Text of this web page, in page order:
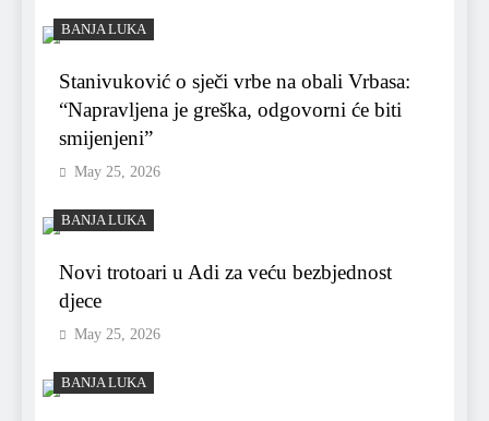
BANJA LUKA
Stanivuković o sječi vrbe na obali Vrbasa:
“Napravljena je greška, odgovorni će biti
smijenjeni”
May 25, 2026
BANJA LUKA
Novi trotoari u Adi za veću bezbjednost
djece
May 25, 2026
BANJA LUKA